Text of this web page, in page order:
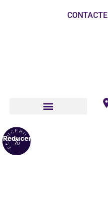
CONTACTE
Reduceri!